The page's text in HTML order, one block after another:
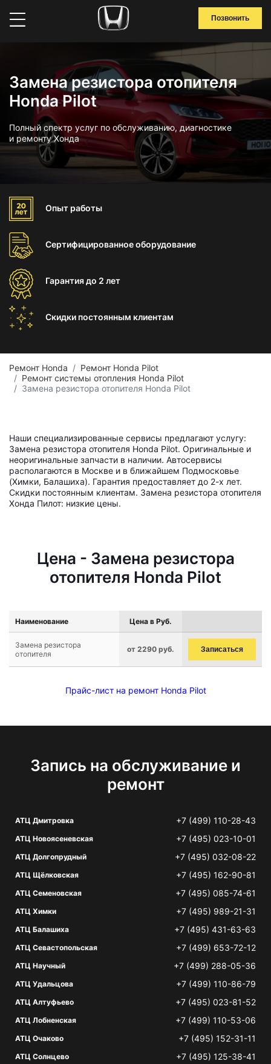
Позвонить
Замена резистора отопителя
Honda Pilot
Полный спектр услуг по обслуживанию, диагностике
и ремонту Хонда
Опыт работы
Сертифицированноеоборудование
Гарантиядо 2 лет
Скидки постоянным клиентам
Ремонт Honda
Ремонт Honda Pilot
Ремонт системы отопления Honda Pilot
Замена резистора отопителя Honda Pilot
Наши специализированные сервисы предлагают услугу:
Замена резистора отопителя Honda Pilot. Оригинальные и
неоригинальные запчасти в наличии. Автосервисы
располагаются в Москве и в ближайшем Подмосковье
(Химки, Балашиха). Гарантия предоставляет до 2-х лет.
Скидки постоянным клиентам. Замена резистора отопителя
Хонда Пилот: низкие цены.
Цена - Замена резистора
отопителя Honda Pilot
Наименование Цена в Руб.
Замена резистора
отопителя
от 2290 руб. Записаться
Прайс-лист на ремонт Honda Pilot
Запись на обслуживание и
ремонт
АТЦ Дмитровка +7 (499) 110-28-43
АТЦ Новоясеневская +7 (495) 023-10-01
АТЦ Долгопрудный +7 (495) 032-08-22
АТЦ Щёлковская +7 (495) 162-90-81
АТЦ Семеновская +7 (495) 085-74-61
АТЦ Химки +7 (495) 989-21-31
АТЦ Балашиха +7 (495) 431-63-63
АТЦ Севастопольская +7 (499) 653-72-12
АТЦ Научный +7 (499) 288-05-36
АТЦ Удальцова +7 (499) 110-86-79
АТЦ Алтуфьево +7 (495) 023-81-52
АТЦ Лобненская +7 (499) 110-53-06
АТЦ Очаково +7 (495) 152-31-11
АТЦ Солнцево +7 (495) 125-38-41